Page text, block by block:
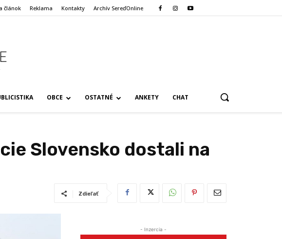
článok Reklama Kontakty Archív SereďOnline
OBCE OSTATNÉ ANKETY CHAT
Slovensko dostali na
Zdieľať
- Inzercia -